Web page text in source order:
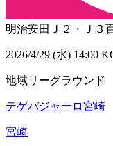
明治安田Ｊ２・Ｊ３
2026/4/29 (水) 14:00
地域リーグラウン
テゲバジャーロ宮崎
宮崎